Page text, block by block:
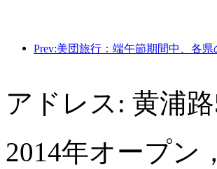
アドレス: 黄浦
2014年オープン